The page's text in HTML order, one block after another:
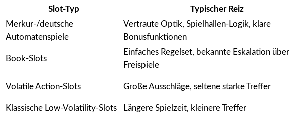
Slot-Typ Typischer Reiz
Merkur-/deutsche
Automatenspiele
Vertraute Optik, Spielhallen-Logik, klare
Bonusfunktionen
Book-Slots
Einfaches Regelset, bekannte Eskalation über
Freispiele
Volatile Action-Slots Große Ausschläge, seltene starke Treffer
Klassische Low-Volatility-Slots
Längere Spielzeit, kleinere Treffer